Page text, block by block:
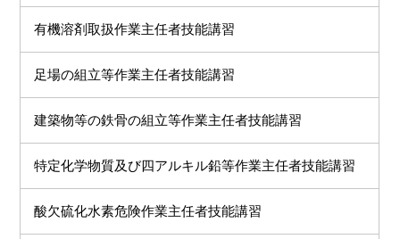
有機溶剤取扱作業主任者技能講習
足場の組立等作業主任者技能講習
建築物等の鉄骨の組立等作業主任者技能講習
特定化学物質及び四アルキル鉛等作業主任者技能講習
酸欠硫化水素危険作業主任者技能講習